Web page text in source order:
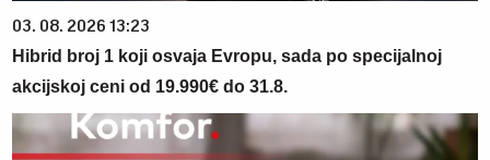
03. 08. 2026 13:23
Hibrid broj 1 koji osvaja Evropu, sada po specijalnoj
akcijskoj ceni od 19.990€ do 31.8.